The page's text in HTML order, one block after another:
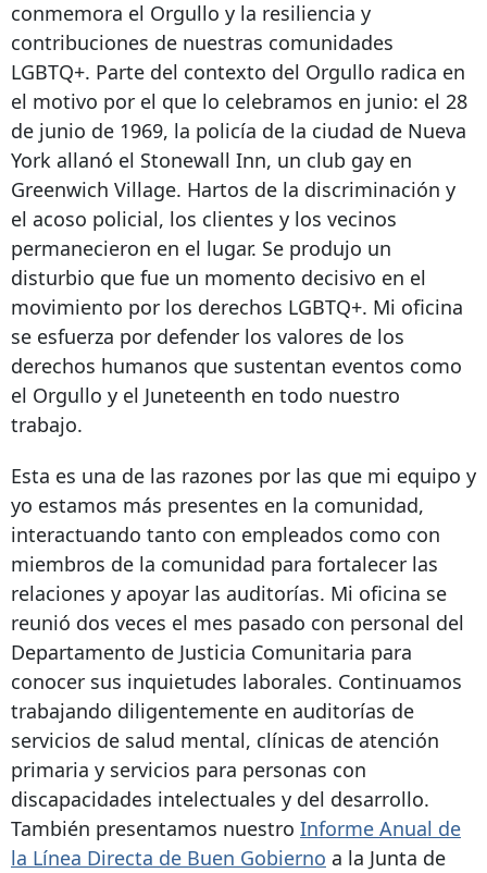
conmemora el Orgullo y la resiliencia y
contribuciones de nuestras comunidades
LGBTQ+. Parte del contexto del Orgullo radica en
el motivo por el que lo celebramos en junio: el 28
de junio de 1969, la policía de la ciudad de Nueva
York allanó el Stonewall Inn, un club gay en
Greenwich Village. Hartos de la discriminación y
el acoso policial, los clientes y los vecinos
permanecieron en el lugar. Se produjo un
disturbio que fue un momento decisivo en el
movimiento por los derechos LGBTQ+. Mi oficina
se esfuerza por defender los valores de los
derechos humanos que sustentan eventos como
el Orgullo y el Juneteenth en todo nuestro
trabajo.
Esta es una de las razones por las que mi equipo y
yo estamos más presentes en la comunidad,
interactuando tanto con empleados como con
miembros de la comunidad para fortalecer las
relaciones y apoyar las auditorías. Mi oficina se
reunió dos veces el mes pasado con personal del
Departamento de Justicia Comunitaria para
conocer sus inquietudes laborales. Continuamos
trabajando diligentemente en auditorías de
servicios de salud mental, clínicas de atención
primaria y servicios para personas con
discapacidades intelectuales y del desarrollo.
También presentamos nuestro Informe Anual de
la Línea Directa de Buen Gobierno a la Junta de